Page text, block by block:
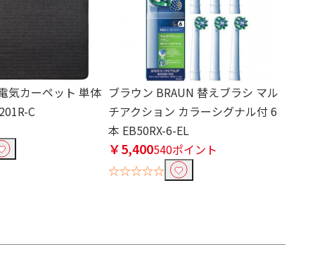
気カーペット 単体
C
ブラウン BRAUN 替えブラシ マル
チアクション カラーシグナル付 6
本 EB50RX-6-EL
￥5,400540ポイント
☆☆☆☆☆